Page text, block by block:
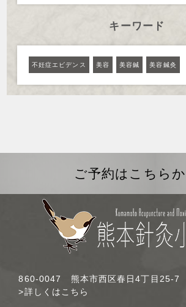
キーワード
不妊症エビデンス 美容 美容鍼 美容鍼灸
ご予約はこちら
860-0047 熊本市西区春日4丁目25-7
>詳しくはこちら